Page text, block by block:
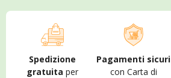
Spedizione
gratuita per
Pagamenti sicuri
con Carta di